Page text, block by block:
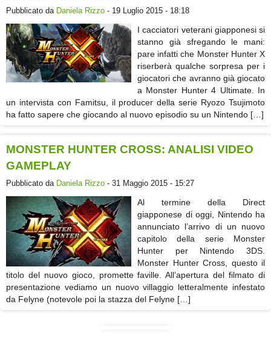
Pubblicato da Daniela Rizzo - 19 Luglio 2015 - 18:18
I cacciatori veterani giapponesi si
stanno già sfregando le mani:
pare infatti che Monster Hunter X
riserberà qualche sorpresa per i
giocatori che avranno già giocato
a Monster Hunter 4 Ultimate. In
un intervista con Famitsu, il producer della serie Ryozo Tsujimoto
ha fatto sapere che giocando al nuovo episodio su un Nintendo […]
MONSTER HUNTER CROSS: ANALISI VIDEO
GAMEPLAY
Pubblicato da Daniela Rizzo - 31 Maggio 2015 - 15:27
Al termine della Direct
giapponese di oggi, Nintendo ha
annunciato l’arrivo di un nuovo
capitolo della serie Monster
Hunter per Nintendo 3DS.
Monster Hunter Cross, questo il
titolo del nuovo gioco, promette faville. All’apertura del filmato di
presentazione vediamo un nuovo villaggio letteralmente infestato
da Felyne (notevole poi la stazza del Felyne […]